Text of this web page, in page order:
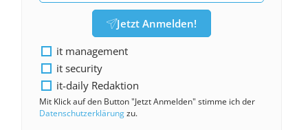
Jetzt Anmelden!
it management
it security
it-daily Redaktion
Mit Klick auf den Button "Jetzt Anmelden" stimme ich der
Datenschutzerklärungzu.